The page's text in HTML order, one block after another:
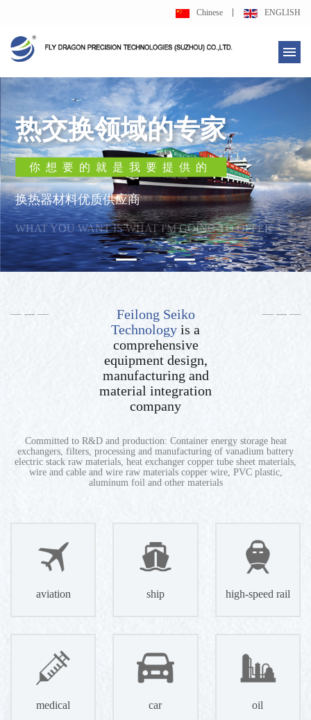
Chinese ENGLISH
热交换领域的专家
你想要的就是我要提供的
换热器材料优质供应商
WHAT YOU WANT IS WHAT I'M GOING TO OFFER
Feilong Seiko
Technology is a
comprehensive
equipment design,
manufacturing and
material integration
company
Committed to R&D and production: Container energy storage heat
exchangers, filters, processing and manufacturing of vanadium battery
electric stack raw materials, heat exchanger copper tube sheet materials,
wire and cable and wire raw materials copper wire, PVC plastic,
aluminum foil and other materials
aviation ship high-speed rail
medical car oil